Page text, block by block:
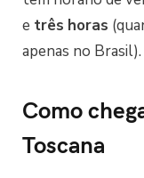
e três horas
apenas no Brasil).
Como
Toscana